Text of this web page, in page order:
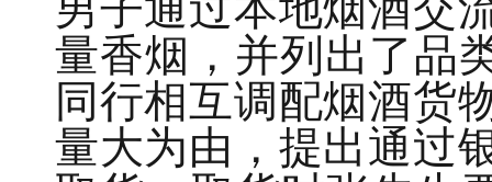
量香烟，并列出了品
同行相互调配烟酒货
量大为由，提出通过